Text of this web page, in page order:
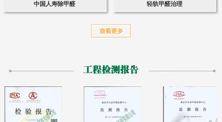
中国人寿除甲醛 轻轨甲醛治理